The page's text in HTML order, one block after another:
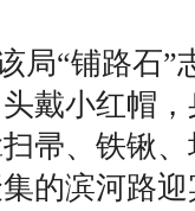
局“铺路石”
戴小红帽
帚、铁锹
的滨河路